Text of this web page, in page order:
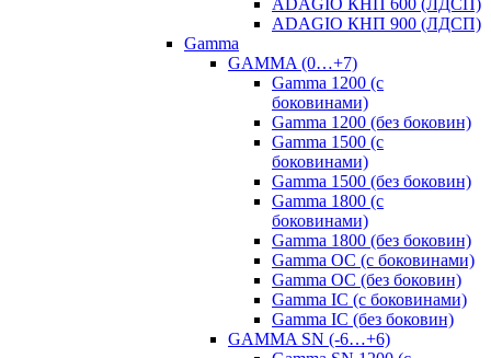
ADAGIO КНП 600 (ЛДСП)
ADAGIO КНП 900 (ЛДСП)
Gamma
GAMMA (0…+7)
Gamma 1200 (с
боковинами)
Gamma 1200 (без боковин)
Gamma 1500 (с
боковинами)
Gamma 1500 (без боковин)
Gamma 1800 (с
боковинами)
Gamma 1800 (без боковин)
Gamma OC (с боковинами)
Gamma OC (без боковин)
Gamma IC (с боковинами)
Gamma IC (без боковин)
GAMMA SN (-6…+6)